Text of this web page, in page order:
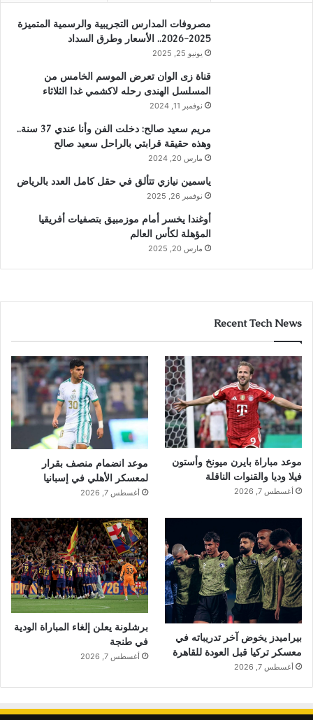
مصروفات المدارس التجريبية والرسمية المتميزة
2025-2026.. الأسعار وطرق السداد
يونيو 25, 2025
قناة زى الوان تعرض الموسم الخامس من
المسلسل الهندى رحله لاكشمي غدا الثلاثاء
نوفمبر 11, 2024
مريم سعيد صالح: دخلت الفن وأنا عندي 37 سنة..
وهذه حقيقة قرابتي بالراحل سعيد صالح
مارس 20, 2024
ياسمين نيازي تتألق في حقل كامل العدد بالرياض
نوفمبر 26, 2025
أوغندا يخسر أمام موزمبيق بتصفيات أفريقيا
المؤهلة لكأس العالم
مارس 20, 2025
Recent Tech News
موعد مباراة بايرن ميونخ وأستون
فيلا وديا والقنوات الناقلة
أغسطس 7, 2026
موعد انضمام منصف بقرار
لمعسكر الأهلي في إسبانيا
أغسطس 7, 2026
بيراميدز يخوض آخر تدريباته في
معسكر تركيا قبل العودة للقاهرة
أغسطس 7, 2026
برشلونة يعلن إلغاء المباراة الودية
في طنجة
أغسطس 7, 2026